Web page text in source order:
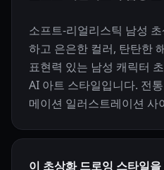
소프트-리얼리스틱 남성
하고 은은한 컬러, 탄탄한
표현력 있는 남성 캐릭터
AI 아트 스타일입니다. 전
메이션 일러스트레이션 사
이 초상화 드로잉 스타일